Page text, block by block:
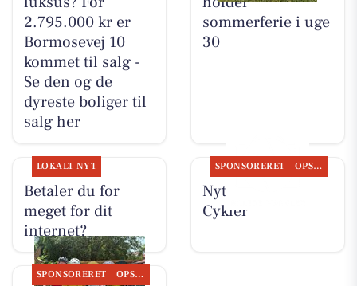
2.795.000 kr er
Bormosevej 10
kommet til salg -
Se den og de
dyreste boliger til
salg her
sommerferie i uge
30
LOKALT NYT
Betaler du for
meget for dit
internet?
SPONSORERET OPSLAGSTAVLEN
Nyt fra Per P.
Cykler
SPONSORERET OPSLAGSTAVLEN